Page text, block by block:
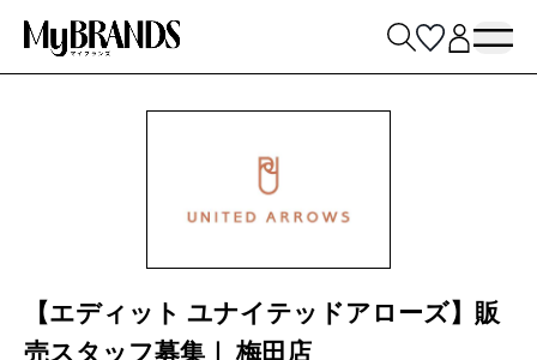
【エディット ユナイテッドアローズ】販
売スタッフ募集｜ 梅田店